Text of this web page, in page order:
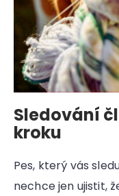
Sledování
kroku
Pes, který vás
nechce jen ujistit,